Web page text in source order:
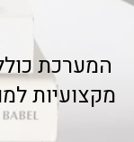
המערכת
מקצועיות